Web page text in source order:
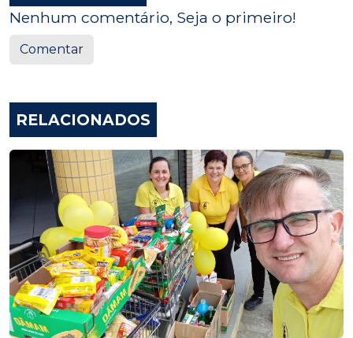
Nenhum comentário, Seja o primeiro!
Comentar
RELACIONADOS